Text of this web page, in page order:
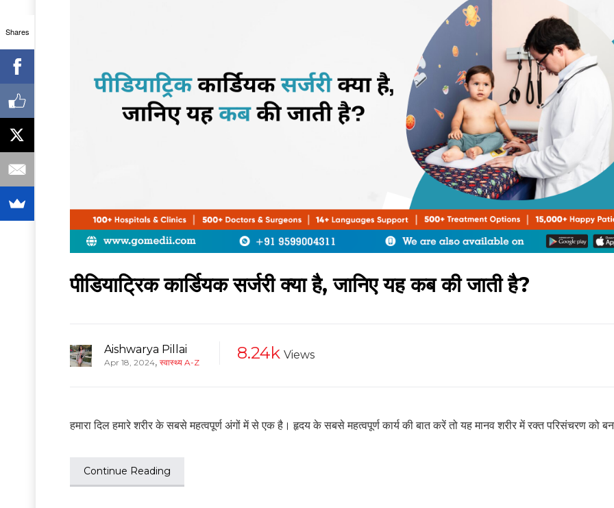
पीडियाट्रिक कार्डियक सर्जरी क्या है, जानिए यह कब की जाती है?
Aishwarya Pillai
Apr 18, 2024, स्वास्थ्य A-Z 8.24k Views
हमारा दिल हमारे शरीर के सबसे महत्वपूर्ण अंगों में से एक है। हृदय के सबसे महत्वपूर्ण कार्य की बात करें तो यह मानव शरीर में रक्त परिसंचरण को
Continue Reading
Shares